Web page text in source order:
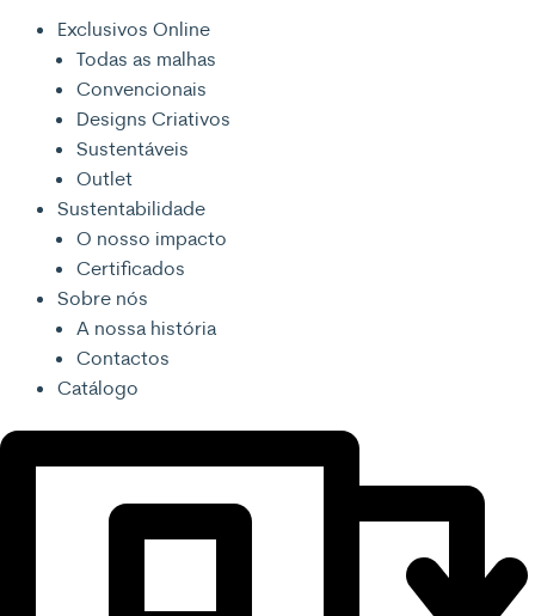
Exclusivos Online
Todas as malhas
Convencionais
Designs Criativos
Sustentáveis
Outlet
Sustentabilidade
O nosso impacto
Certificados
Sobre nós
A nossa história
Contactos
Catálogo